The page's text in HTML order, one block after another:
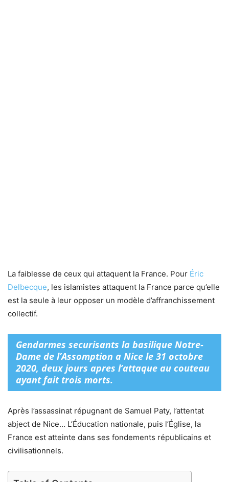
La faiblesse de ceux qui attaquent la France. Pour Éric
Delbecque, les islamistes attaquent la France parce qu’elle
est la seule à leur opposer un modèle d’affranchissement
collectif.
Gendarmes securisants la basilique Notre-
Dame de l’Assomption a Nice le 31 octobre
2020, deux jours apres l’attaque au couteau
ayant fait trois morts.
Après l’assassinat répugnant de Samuel Paty, l’attentat
abject de Nice… L’Éducation nationale, puis l’Église, la
France est atteinte dans ses fondements républicains et
civilisationnels.